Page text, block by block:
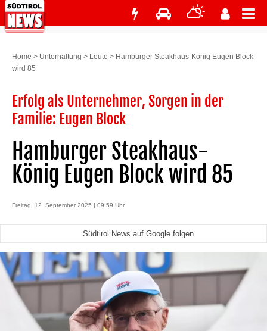
Home > Unterhaltung > Leute > Hamburger Steakhaus-König Eugen Block
wird 85
Erfolg als Unternehmer, Sorgen in der
Familie: Eugen Block
Hamburger Steakhaus-
König Eugen Block wird 85
Freitag, 12. September 2025 | 09:59 Uhr
Südtirol News auf Google folgen